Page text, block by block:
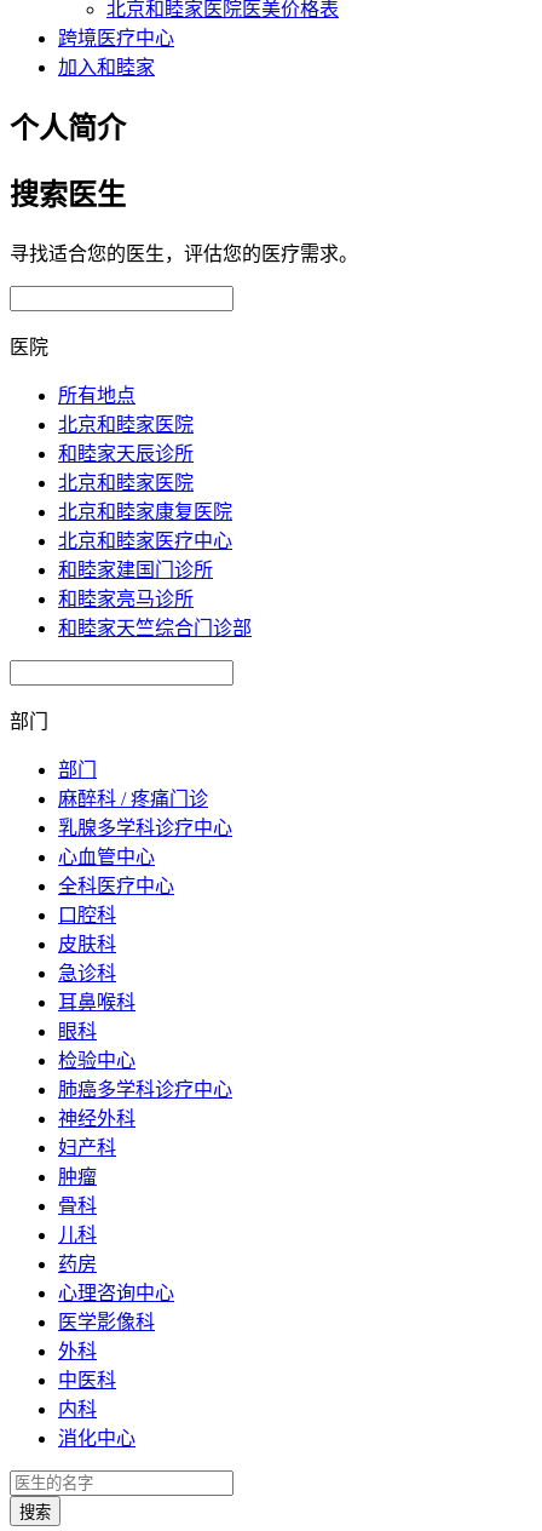
北京和睦家医院医美价格表
跨境医疗中心
加入和睦家
个人简介
搜索医生
寻找适合您的医生，评估您的医疗需求。
医院
所有地点
北京和睦家医院
和睦家天辰诊所
北京和睦家医院
北京和睦家康复医院
北京和睦家医疗中心
和睦家建国门诊所
和睦家亮马诊所
和睦家天竺综合门诊部
部门
部门
麻醉科 / 疼痛门诊
乳腺多学科诊疗中心
心血管中心
全科医疗中心
口腔科
皮肤科
急诊科
耳鼻喉科
眼科
检验中心
肺癌多学科诊疗中心
神经外科
妇产科
肿瘤
骨科
儿科
药房
心理咨询中心
医学影像科
外科
中医科
内科
消化中心